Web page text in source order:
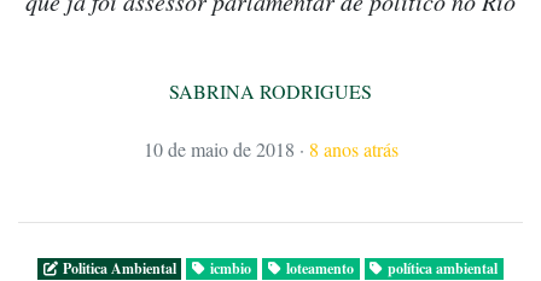
SABRINA RODRIGUES
10 de maio de 2018 · 8 anos atrás
Politica Ambiental icmbio loteamento política ambiental